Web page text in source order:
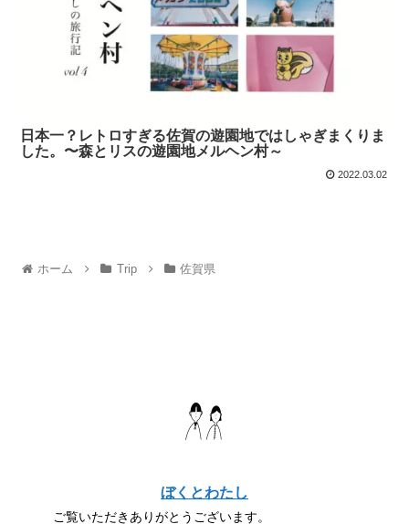
日本一？レトロすぎる佐賀の遊園地ではしゃぎまくりま
した。〜森とリスの遊園地メルヘン村～
2022.03.02
ホーム Trip 佐賀県
ぼくとわたし
ご覧いただきありがとうございます。